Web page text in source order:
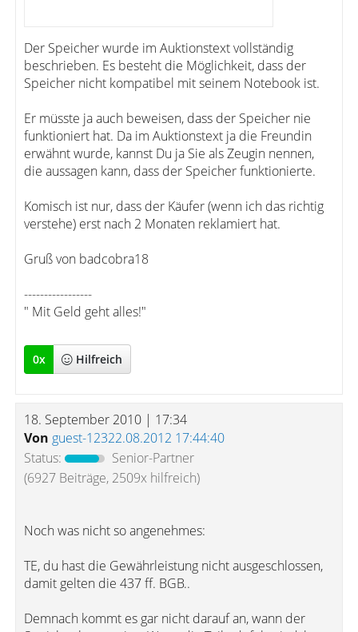
Der Speicher wurde im Auktionstext vollständig
beschrieben. Es besteht die Möglichkeit, dass der
Speicher nicht kompatibel mit seinem Notebook ist.
Er müsste ja auch beweisen, dass der Speicher nie
funktioniert hat. Da im Auktionstext ja die Freundin
erwähnt wurde, kannst Du ja Sie als Zeugin nennen,
die aussagen kann, dass der Speicher funktionierte.
Komisch ist nur, dass der Käufer (wenn ich das richtig
verstehe) erst nach 2 Monaten reklamiert hat.
Gruß von badcobra18
-----------------
" Mit Geld geht alles!"
0x Hilfreich
18. September 2010 | 17:34
Von guest-12322.08.2012 17:44:40
Status:
Senior-Partner
(6927 Beiträge, 2509x hilfreich)
Noch was nicht so angenehmes:
TE, du hast die Gewährleistung nicht ausgeschlossen,
damit gelten die 437 ff. BGB..
Demnach kommt es gar nicht darauf an, wann der